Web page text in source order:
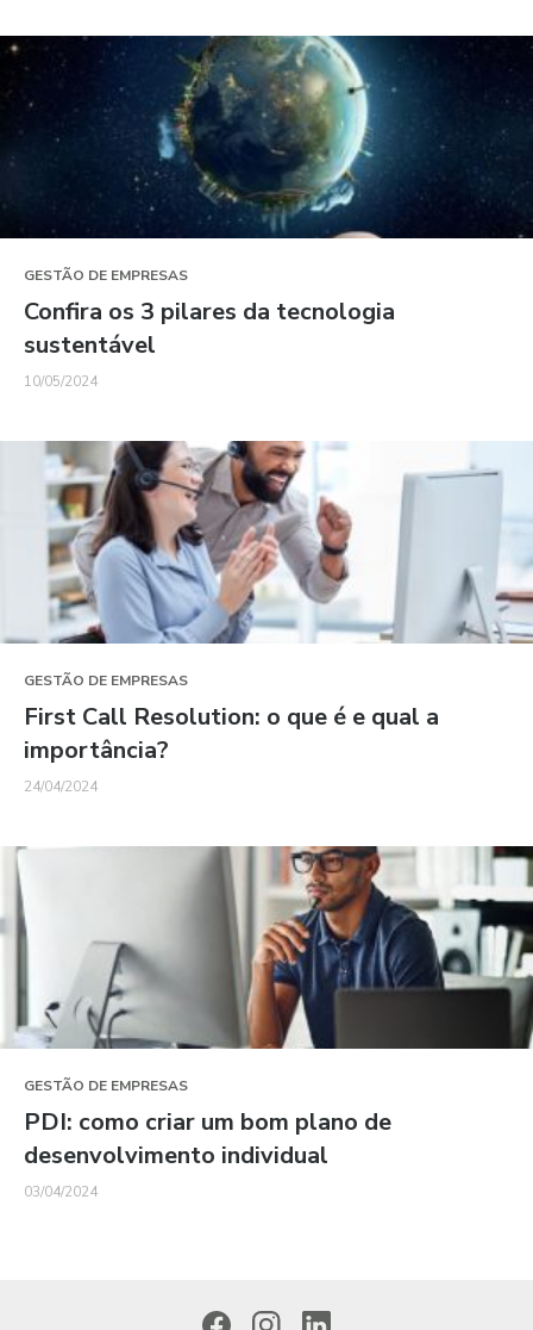
GESTÃO DE EMPRESAS
Confira os 3 pilares da tecnologia
sustentável
10/05/2024
GESTÃO DE EMPRESAS
First Call Resolution: o que é e qual a
importância?
24/04/2024
GESTÃO DE EMPRESAS
PDI: como criar um bom plano de
desenvolvimento individual
03/04/2024